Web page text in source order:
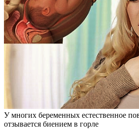
У многих беременных естественное
отзывается биением в горле